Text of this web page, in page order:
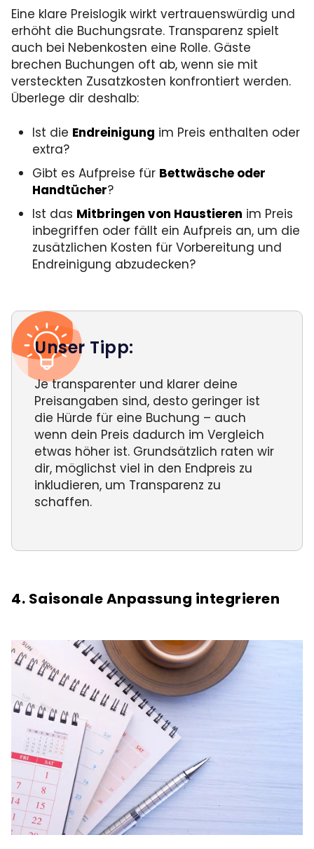
Eine klare Preislogik wirkt vertrauenswürdig und
erhöht die Buchungsrate. Transparenz spielt
auch bei Nebenkosten eine Rolle. Gäste
brechen Buchungen oft ab, wenn sie mit
versteckten Zusatzkosten konfrontiert werden.
Überlege dir deshalb:
Ist die Endreinigung im Preis enthalten oder
extra?
Gibt es Aufpreise für Bettwäsche oder
Handtücher?
Ist das Mitbringen von Haustieren im Preis
inbegriffen oder fällt ein Aufpreis an, um die
zusätzlichen Kosten für Vorbereitung und
Endreinigung abzudecken?
Unser Tipp:
Je transparenter und klarer deine
Preisangaben sind, desto geringer ist
die Hürde für eine Buchung – auch
wenn dein Preis dadurch im Vergleich
etwas höher ist. Grundsätzlich raten wir
dir, möglichst viel in den Endpreis zu
inkludieren, um Transparenz zu
schaffen.
4. Saisonale Anpassung integrieren